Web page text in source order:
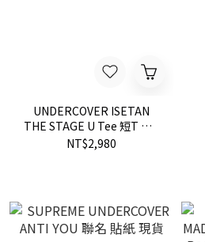
UNDERCOVER ISETAN
THE STAGE U Tee 短T 大U
限量 伊勢丹限定 現貨 短T
NT$2,980